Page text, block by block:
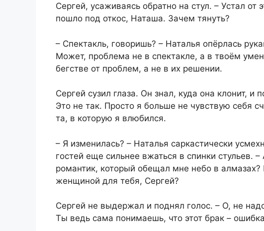
Сергей, усаживаясь обратно на стул. – Устал от
пошло под откос, Наташа. Зачем тянуть?
– Спектакль, говоришь? – Наталья опёрлась
Может, проблема не в спектакле, а в твоём
бегстве от проблем, а не в их решении.
Сергей сузил глаза. Он знал, куда она клонит, и
Это не так. Просто я больше не чувствую себя
та, в которую я влюбился.
– Я изменилась? – Наталья саркастически
гостей еще сильнее вжаться в спинки стульев.
романтик, который обещал мне небо в
женщиной для тебя, Сергей?
Сергей не выдержал и поднял голос. – О, не
Ты ведь сама понимаешь, что этот брак –